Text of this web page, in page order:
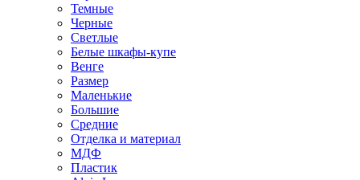
Темные
Черные
Светлые
Белые шкафы-купе
Венге
Размер
Маленькие
Большие
Средние
Отделка и материал
МДФ
Пластик